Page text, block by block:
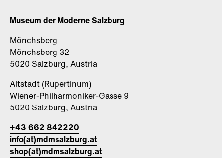
Museum der Moderne Salzburg
Mönchsberg
Mönchsberg 32
5020 Salzburg, Austria
Altstadt (Rupertinum)
Wiener-Philharmoniker-Gasse 9
5020 Salzburg, Austria
+43 662 842220
info(at)mdmsalzburg.at
shop(at)mdmsalzburg.at